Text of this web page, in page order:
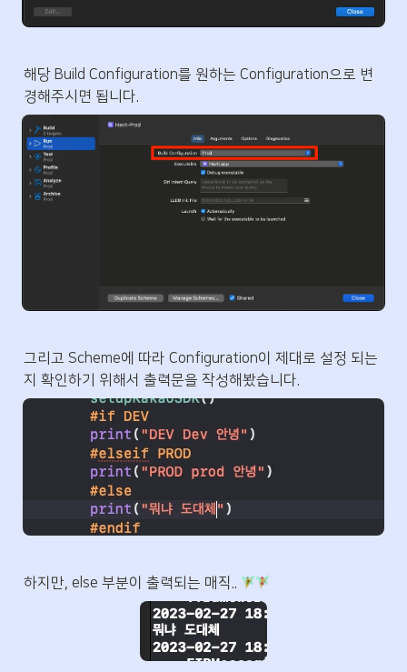
해당 Build Configuration를 원하는 Configuration으로 변
경해주시면 됩니다.
그리고 Scheme에 따라 Configuration이 제대로 설정 되는
지 확인하기 위해서 출력문을 작성해봤습니다.
하지만, else 부분이 출력되는 매직..